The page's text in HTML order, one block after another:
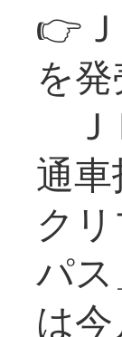
👉
を
Ｊ
通
ク
パ
は